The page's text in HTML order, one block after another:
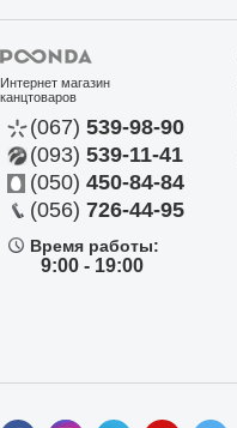
Интернет магазин
канцтоваров
(067) 539-98-90
(093) 539-11-41
(050) 450-84-84
(056) 726-44-95
Время работы:
9:00 - 19:00